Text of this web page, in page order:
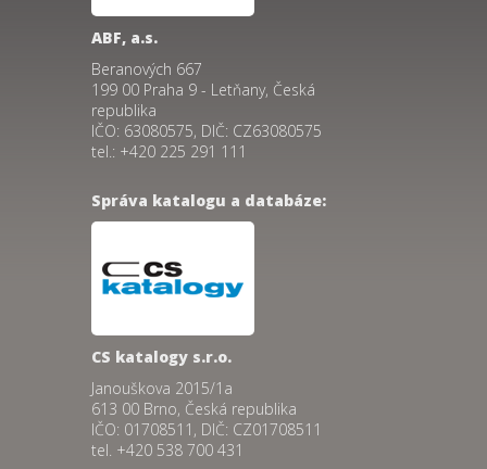
ABF, a.s.
Beranových 667
199 00 Praha 9 - Letňany, Česká
republika
IČO: 63080575, DIČ: CZ63080575
tel.: +420 225 291 111
Správa katalogu a databáze:
CS katalogy s.r.o.
Janouškova 2015/1a
613 00 Brno, Česká republika
IČO: 01708511, DIČ: CZ01708511
tel. +420 538 700 431